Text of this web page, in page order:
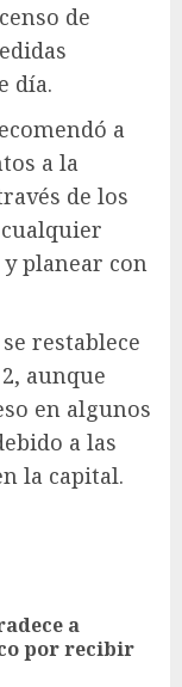
de
día.
a
a la
de los
planear con
restablece
aunque
en algunos
a las
la capital.
a
por recibir